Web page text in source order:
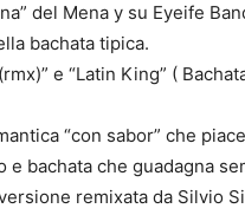
del Mena y su Eyeife
bachata tipica.
e “Latin King” (
“con sabor” che
bachata che guadagna
remixata da Silvio